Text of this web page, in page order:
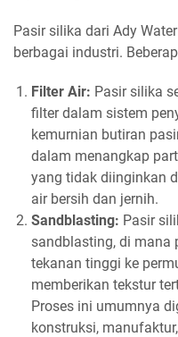
Pasir silika dari Ady
berbagai industri.
Filter Air: Pasir silika
filter dalam sistem
kemurnian butiran
dalam menangkap
yang tidak diinginkan
air bersih dan jernih.
Sandblasting: Pasir
sandblasting, di mana
tekanan tinggi ke
memberikan tekstur
Proses ini umumnya
konstruksi,